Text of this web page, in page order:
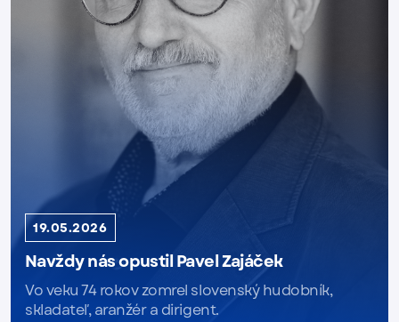
19.05.2026
Navždy nás opustil Pavel Zajáček
Vo veku 74 rokov zomrel slovenský hudobník,
skladateľ, aranžér a dirigent.